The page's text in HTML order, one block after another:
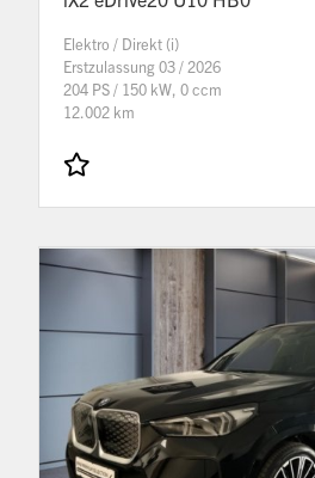
Elektro / Direkt (i)
Erstzulassung 03 / 2026
204 PS / 150 kW, 0 ccm
12.002 km